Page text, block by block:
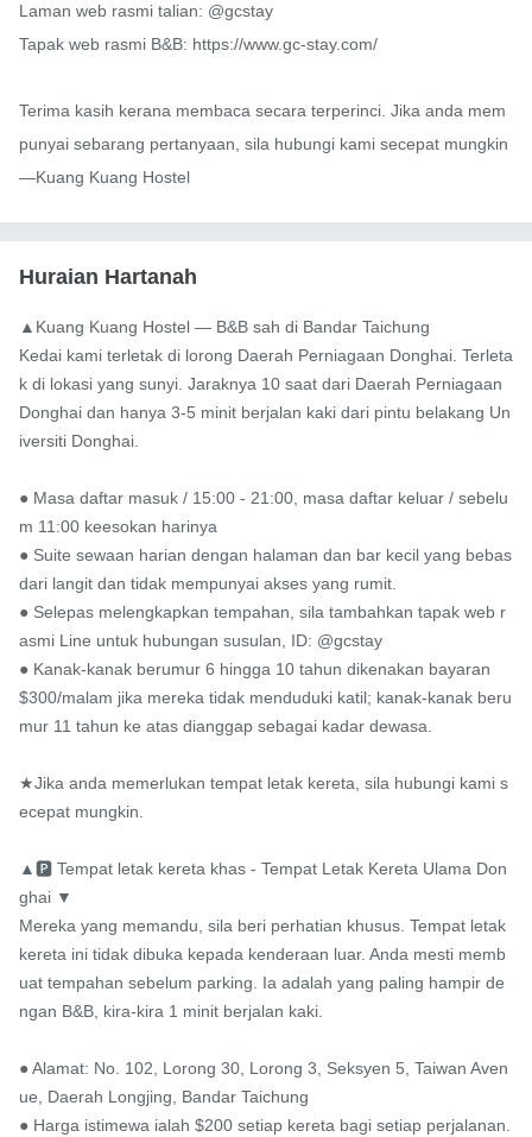
Laman web rasmi talian: @gcstay
Tapak web rasmi B&B: https://www.gc-stay.com/
Terima kasih kerana membaca secara terperinci. Jika anda mem
punyai sebarang pertanyaan, sila hubungi kami secepat mungkin
—Kuang Kuang Hostel
Huraian Hartanah
▲Kuang Kuang Hostel — B&B sah di Bandar Taichung
Kedai kami terletak di lorong Daerah Perniagaan Donghai. Terleta
k di lokasi yang sunyi. Jaraknya 10 saat dari Daerah Perniagaan
Donghai dan hanya 3-5 minit berjalan kaki dari pintu belakang Un
iversiti Donghai.
● Masa daftar masuk / 15:00 - 21:00, masa daftar keluar / sebelu
m 11:00 keesokan harinya
● Suite sewaan harian dengan halaman dan bar kecil yang bebas
dari langit dan tidak mempunyai akses yang rumit.
● Selepas melengkapkan tempahan, sila tambahkan tapak web r
asmi Line untuk hubungan susulan, ID: @gcstay
● Kanak-kanak berumur 6 hingga 10 tahun dikenakan bayaran
$300/malam jika mereka tidak menduduki katil; kanak-kanak beru
mur 11 tahun ke atas dianggap sebagai kadar dewasa.
★Jika anda memerlukan tempat letak kereta, sila hubungi kami s
ecepat mungkin.
▲🅿️ Tempat letak kereta khas - Tempat Letak Kereta Ulama Don
ghai ▼
Mereka yang memandu, sila beri perhatian khusus. Tempat letak
kereta ini tidak dibuka kepada kenderaan luar. Anda mesti memb
uat tempahan sebelum parking. Ia adalah yang paling hampir de
ngan B&B, kira-kira 1 minit berjalan kaki.
● Alamat: No. 102, Lorong 30, Lorong 3, Seksyen 5, Taiwan Aven
ue, Daerah Longjing, Bandar Taichung
● Harga istimewa ialah $200 setiap kereta bagi setiap perjalanan.